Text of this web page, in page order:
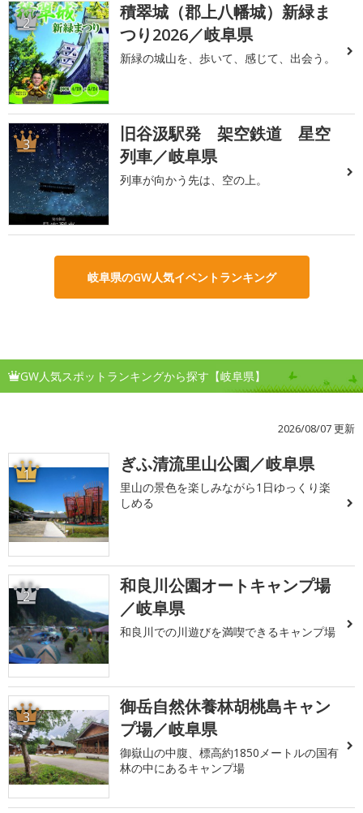
2
積翠城（郡上八幡城）新緑ま
つり2026／岐阜県
新緑の城山を、歩いて、感じて、出会う。
3
旧谷汲駅発 架空鉄道 星空
列車／岐阜県
列車が向かう先は、空の上。
岐阜県のGW人気イベントランキング
GW人気スポットランキングから探す【岐阜県】
2026/08/07 更新
1 ぎふ清流里山公園／岐阜県
里山の景色を楽しみながら1日ゆっくり楽
しめる
2
和良川公園オートキャンプ場
／岐阜県
和良川での川遊びを満喫できるキャンプ場
3
御岳自然休養林胡桃島キャン
プ場／岐阜県
御嶽山の中腹、標高約1850メートルの国有
林の中にあるキャンプ場